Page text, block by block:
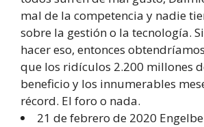
mal de la competencia y nadie
sobre la gestión o la tecnología.
hacer eso, entonces
que los ridículos 2.200 millones
beneficio y los innumerables
récord. El foro o nada.
21 de febrero de 2020